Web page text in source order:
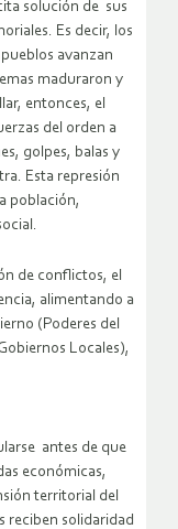
solución de sus
Es decir, los
avanzan
maduraron y
entonces, el
del orden a
golpes, balas y
Esta represión
población,
de conflictos, el
alimentando a
(Poderes del
Locales),
antes de que
económicas,
territorial del
reciben solidaridad